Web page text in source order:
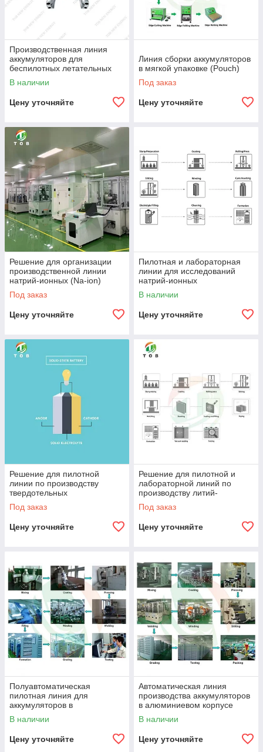
Производственная линия
аккумуляторов для
беспилотных летательных
аппаратов (БПЛА, UAV)
В наличии
Цену уточняйте
Линия сборки аккумуляторов
в мягкой упаковке (Pouch)
Под заказ
Цену уточняйте
Решение для организации
производственной линии
натрий-ионных (Na-ion)
аккумуляторов
Под заказ
Цену уточняйте
Пилотная и лабораторная
линии для исследований
натрий-ионных
аккумуляторов (Na-ion)
В наличии
Цену уточняйте
Решение для пилотной
линии по производству
твердотельных
аккумуляторов
Под заказ
Цену уточняйте
Решение для пилотной и
лабораторной линий по
производству литий-
титанатных (LTO)
аккумуляторов
Под заказ
Цену уточняйте
Полуавтоматическая
пилотная линия для
аккумуляторов в
алюминиевом корпусе
В наличии
Цену уточняйте
Автоматическая линия
производства аккумуляторов
в алюминиевом корпусе
В наличии
Цену уточняйте